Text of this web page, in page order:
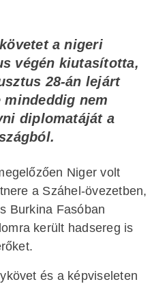
a nigeri
végén kiutasította,
28-án lejárt
nem
diplomatáját a
Niger volt
a Száhel-övezetben,
Burkina Fasóban
került hadsereg is
és a képviseleten